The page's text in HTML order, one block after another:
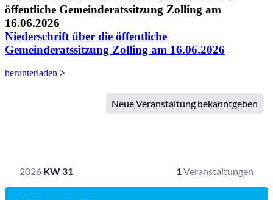
Niederschrift über die öffentliche
Gemeinderatssitzung Zolling am 16.06.2026
herunterladen >